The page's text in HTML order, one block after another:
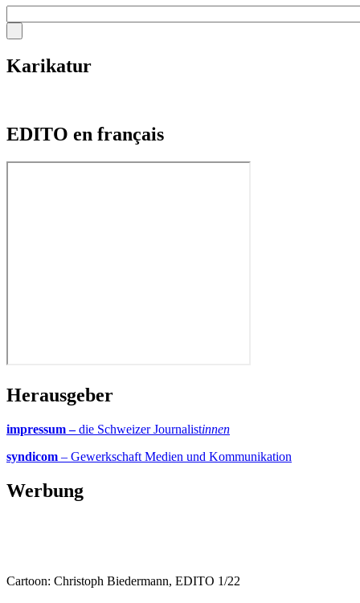
Karikatur
EDITO en français
Herausgeber
impressum –die Schweizer Journalistinnen
syndicom – Gewerkschaft Medien und Kommunikation
Werbung
Cartoon: Christoph Biedermann, EDITO 1/22